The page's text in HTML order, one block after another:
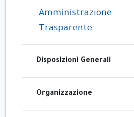
Amministrazione
Trasparente
Disposizioni Generali
Organizzazione